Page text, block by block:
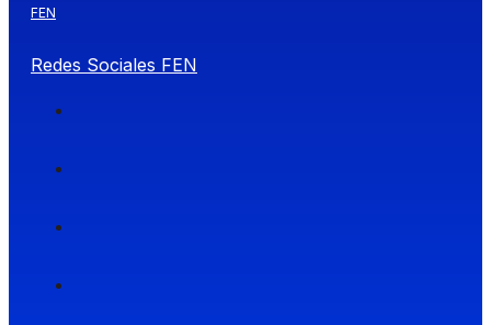
FEN
Redes Sociales FEN